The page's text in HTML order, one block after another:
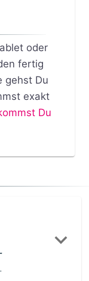
oder
fertig
gehst Du
exakt
Du